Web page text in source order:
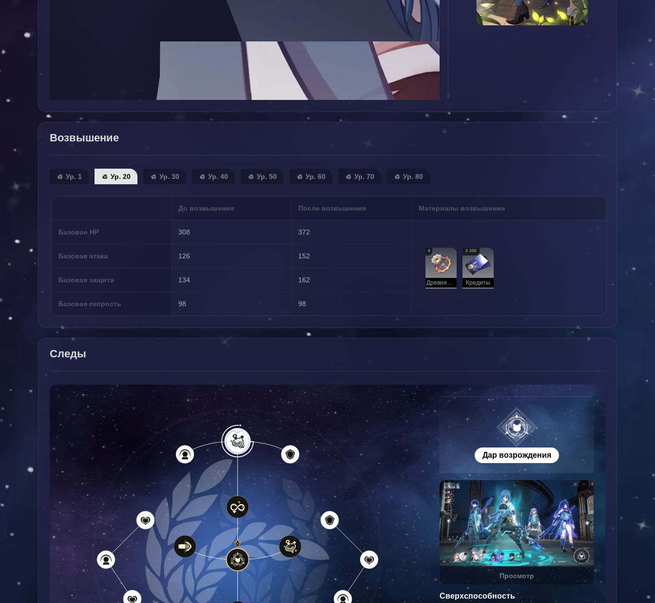
Возвышение
Ур. 1 Ур. 20 Ур. 30 Ур. 40 Ур. 50 Ур. 60 Ур. 70 Ур. 80
До возвышения После возвышения Материалы возвышения
Базовое HP 308 372
4 3 200
Кредиты
Базовая атака 126 152
Базовая защита 134 162
Базовая скорость 98 98
Следы
Дар возрождения
Просмотр
Сверхспособность